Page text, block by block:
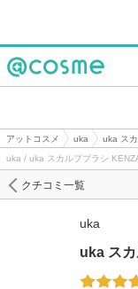
アットコスメ uka uka ス
uka / uka スカルプブラシ
クチコミ一覧
uka
uka ス